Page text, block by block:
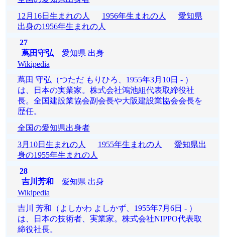
12月16日生まれの人
1956年生まれの人
愛知県
出身の1956年生まれの人
27
蔦田守弘愛知県 出身
Wikipedia
蔦田 守弘（つただ もりひろ、1955年3月10日 - ）
は、日本の実業家。株式会社鴻池組代表取締役社
長。全国建設業協会副会長や大阪建設業協会会長を
歴任。
全国の愛知県出身者
3月10日生まれの人
1955年生まれの人
愛知県出
身の1955年生まれの人
28
吉川芳和 愛知県 出身
Wikipedia
吉川 芳和（よしかわ よしかず、1955年7月6日 - ）
は、日本の技術者、実業家。株式会社NIPPO代表取
締役社長。